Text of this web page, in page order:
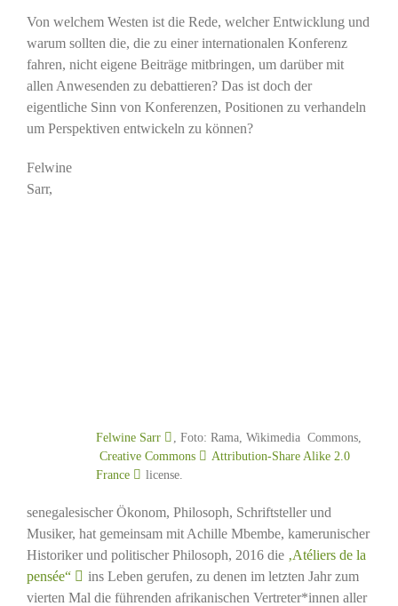
Von welchem Westen ist die Rede, welcher Entwicklung und
warum sollten die, die zu einer internationalen Konferenz
fahren, nicht eigene Beiträge mitbringen, um darüber mit
allen Anwesenden zu debattieren? Das ist doch der
eigentliche Sinn von Konferenzen, Positionen zu verhandeln
um Perspektiven entwickeln zu können?
Felwine Sarr
, Foto: Rama, Wikimedia Commons,
Creative Commons
Attribution-Share Alike 2.0
France
license.
Felwine
Sarr,
senegalesischer Ökonom, Philosoph, Schriftsteller und
Musiker, hat gemeinsam mit Achille Mbembe, kamerunischer
Historiker und politischer Philosoph, 2016 die ‚Atéliers de la
pensée“
ins Leben gerufen, zu denen im letzten Jahr zum
vierten Mal die führenden afrikanischen Vertreter*innen aller